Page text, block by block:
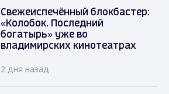
Свежеиспечённый блокбастер:
«Колобок. Последний
богатырь» уже во
владимирских кинотеатрах
2 дня назад